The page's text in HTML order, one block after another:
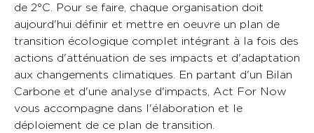
de 2°C. Pour se faire, chaque organisation doit
aujourd'hui définir et mettre en oeuvre un plan de
transition écologique complet intégrant à la fois des
actions d'atténuation de ses impacts et d'adaptation
aux changements climatiques. En partant d'un Bilan
Carbone et d'une analyse d'impacts, Act For Now
vous accompagne dans l'élaboration et le
déploiement de ce plan de transition.